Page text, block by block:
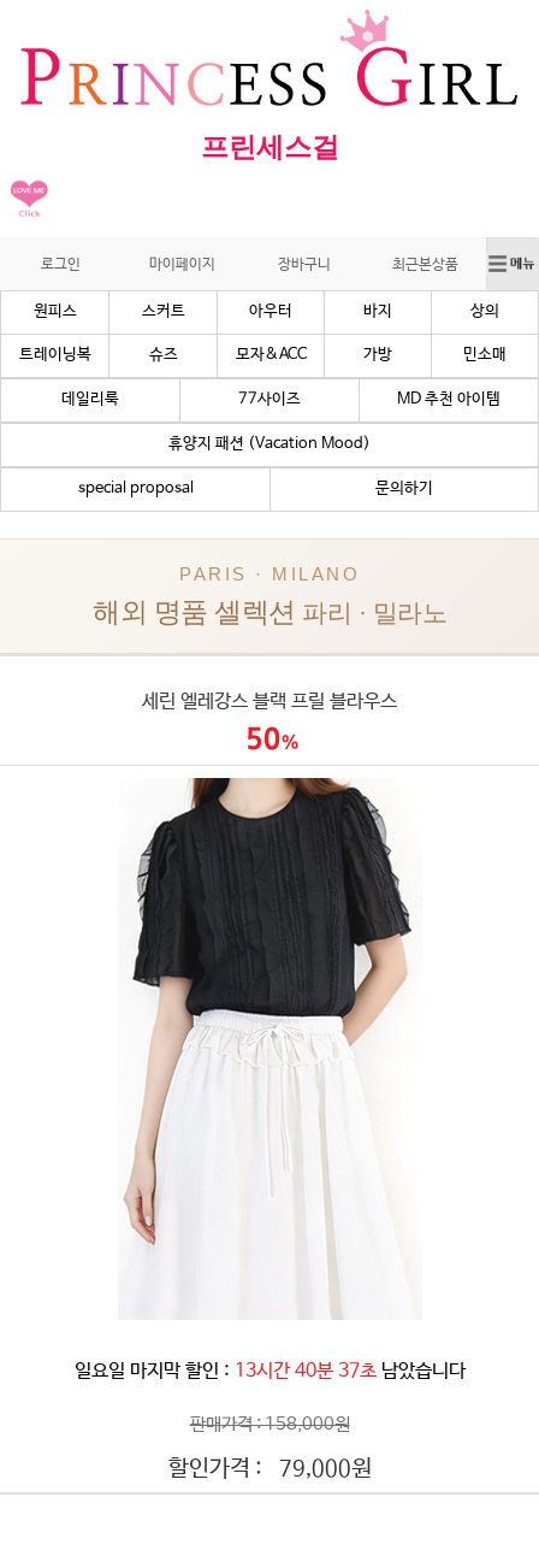
프린세스걸
로그인 마이페이지 장바구니 최근본상품
원피스 스커트 아우터 바지 상의
트레이닝복 슈즈 모자&ACC 가방 민소매
데일리룩 77사이즈 MD 추천 아이템
휴양지 패션 (Vacation Mood)
special proposal 문의하기
PARIS · MILANO
해외 명품 셀렉션 파리 · 밀라노
세린 엘레강스 블랙 프릴 블라우스
일요일 마지막 할인 : 13시간 40분 34초 남았습니다
판매가격 : 158,000원
할인가격 : 79,000원